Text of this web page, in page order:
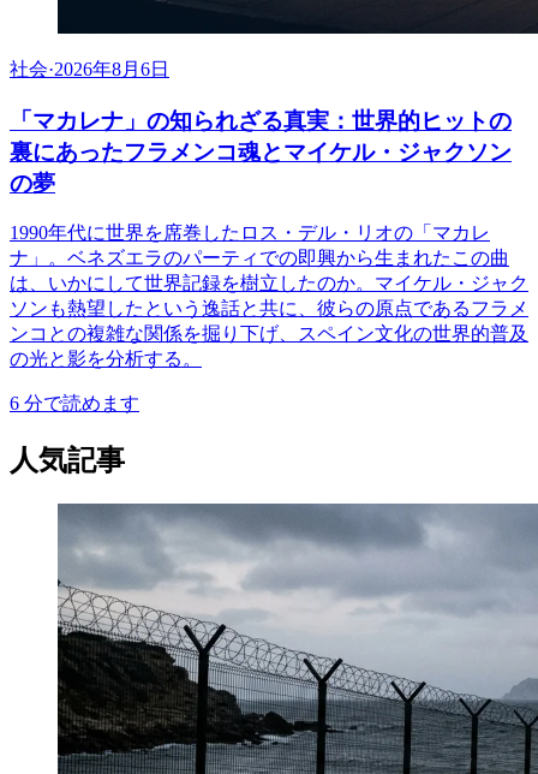
社会·2026年8月6日
「マカレナ」の知られざる真実：世界的ヒットの
裏にあったフラメンコ魂とマイケル・ジャクソン
の夢
1990年代に世界を席巻したロス・デル・リオの「マカレ
ナ」。ベネズエラのパーティでの即興から生まれたこの曲
は、いかにして世界記録を樹立したのか。マイケル・ジャク
ソンも熱望したという逸話と共に、彼らの原点であるフラメ
ンコとの複雑な関係を掘り下げ、スペイン文化の世界的普及
の光と影を分析する。
6 分で読めます
人気記事